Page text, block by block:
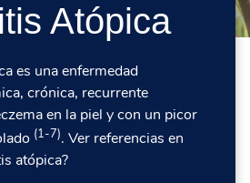
Atópica
es una enfermedad
crónica, recurrente
en la piel y con un picor
(1-7). Ver referencias en
atópica?